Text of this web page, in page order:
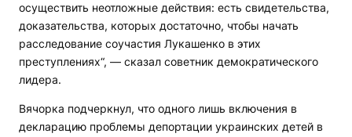
осуществить неотложные действия: есть свидетельства,
доказательства, которых достаточно, чтобы начать
расследование соучастия Лукашенко в этих
преступлениях“, — сказал советник демократического
лидера.
Вячорка подчеркнул, что одного лишь включения в
декларацию проблемы депортации украинских детей в